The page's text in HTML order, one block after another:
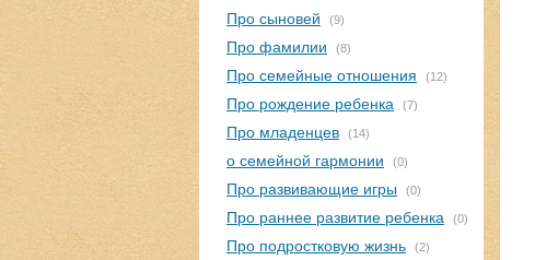
Про сыновей (9)
Про фамилии (8)
Про семейные отношения (12)
Про рождение ребенка (7)
Про младенцев (14)
о семейной гармонии (0)
Про развивающие игры (0)
Про раннее развитие ребенка (0)
Про подростковую жизнь (2)